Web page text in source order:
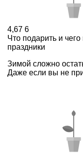
4,67 6
Что подарить и
праздники
Зимой сложно
Даже если вы не